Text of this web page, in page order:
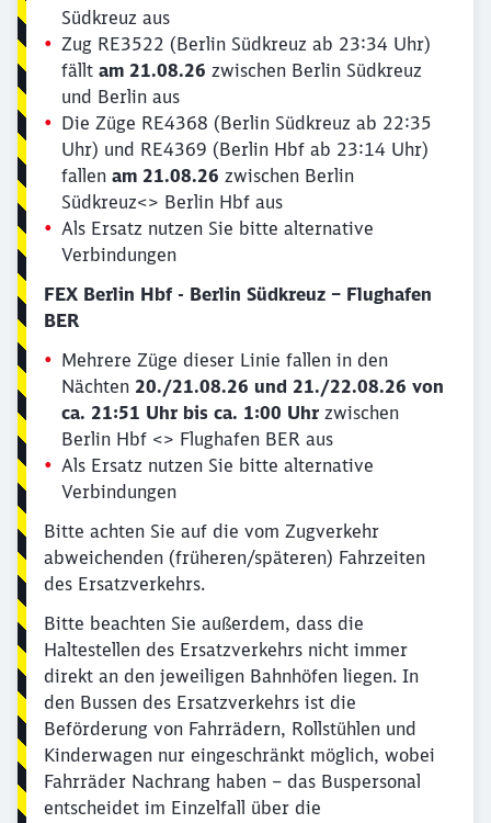
Südkreuz aus
Zug RE3522 (Berlin Südkreuz ab 23:34 Uhr)
fällt am 21.08.26 zwischen Berlin Südkreuz
und Berlin aus
Die Züge RE4368 (Berlin Südkreuz ab 22:35
Uhr) und RE4369 (Berlin Hbf ab 23:14 Uhr)
fallen am 21.08.26 zwischen Berlin
Südkreuz<> Berlin Hbf aus
Als Ersatz nutzen Sie bitte alternative
Verbindungen
FEX Berlin Hbf - Berlin Südkreuz – Flughafen
BER
Mehrere Züge dieser Linie fallen in den
Nächten 20./21.08.26 und 21./22.08.26 von
ca. 21:51 Uhr bis ca. 1:00 Uhr zwischen
Berlin Hbf <> Flughafen BER aus
Als Ersatz nutzen Sie bitte alternative
Verbindungen
Bitte achten Sie auf die vom Zugverkehr
abweichenden (früheren/späteren) Fahrzeiten
des Ersatzverkehrs.
Bitte beachten Sie außerdem, dass die
Haltestellen des Ersatzverkehrs nicht immer
direkt an den jeweiligen Bahnhöfen liegen. In
den Bussen des Ersatzverkehrs ist die
Beförderung von Fahrrädern, Rollstühlen und
Kinderwagen nur eingeschränkt möglich, wobei
Fahrräder Nachrang haben – das Buspersonal
entscheidet im Einzelfall über die